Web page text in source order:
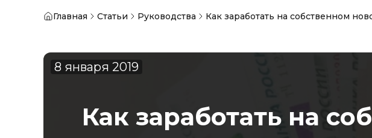
Главная Статьи Руководства Как заработать на собственном
8 января 2019
Как заработать на